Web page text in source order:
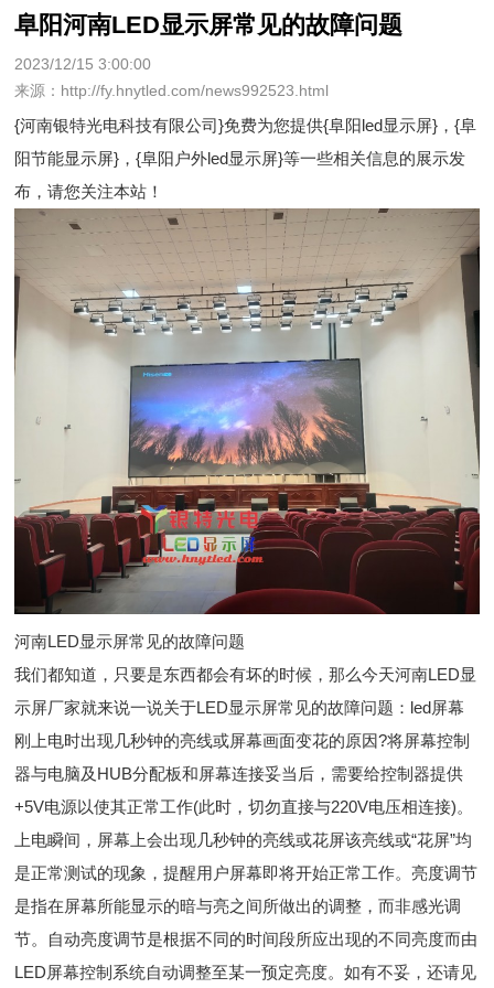
阜阳河南LED显示屏常见的故障问题
2023/12/15 3:00:00
来源：http://fy.hnytled.com/news992523.html
{河南银特光电科技有限公司}免费为您提供{阜阳led显示屏} ，{阜
阳节能显示屏}，{阜阳户外led显示屏}等一些相关信息的展示发
布，请您关注本站！
河南LED显示屏常见的故障问题
我们都知道，只要是东西都会有坏的时候，那么今天河南LED显
示屏厂家就来说一说关于LED显示屏常见的故障问题：led屏幕
刚上电时出现几秒钟的亮线或屏幕画面变花的原因?将屏幕控制
器与电脑及HUB分配板和屏幕连接妥当后，需要给控制器提供
+5V电源以使其正常工作(此时，切勿直接与220V电压相连接)。
上电瞬间，屏幕上会出现几秒钟的亮线或花屏该亮线或“花屏”均
是正常测试的现象，提醒用户屏幕即将开始正常工作。亮度调节
是指在屏幕所能显示的暗与亮之间所做出的调整，而非感光调
节。自动亮度调节是根据不同的时间段所应出现的不同亮度而由
LED屏幕控制系统自动调整至某一预定亮度。如有不妥，还请见